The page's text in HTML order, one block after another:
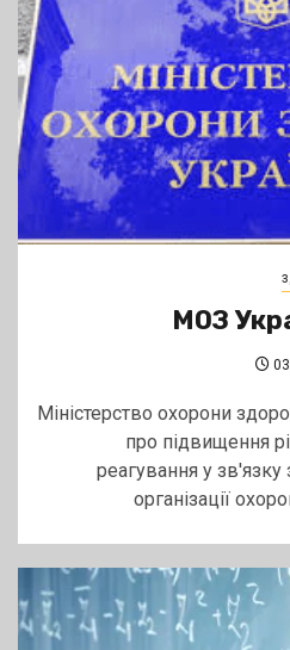
МОЗ
Міністерство охорони
про підвищення
реагування у зв'язку
організації